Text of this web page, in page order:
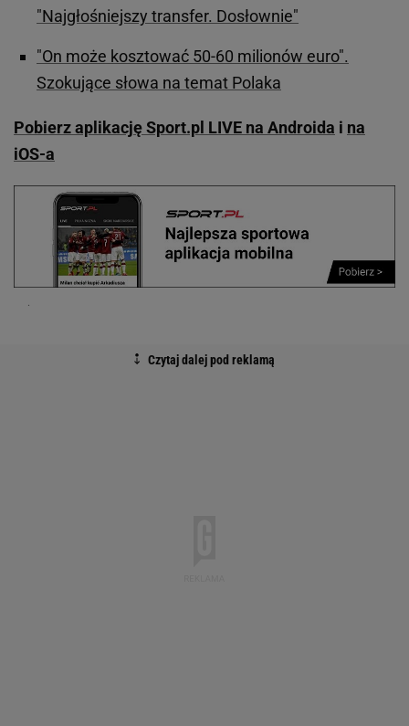
"Najgłośniejszy transfer. Dosłownie"
"On może kosztować 50-60 milionów euro".
Szokujące słowa na temat Polaka
Pobierz aplikację Sport.pl LIVE na Androida i na
iOS-a